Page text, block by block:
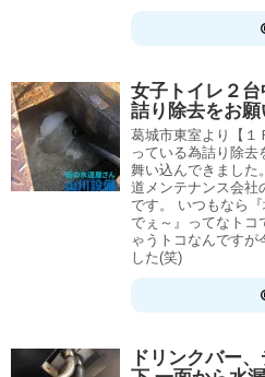
女子トイレ２
詰り除去をお願
葛城市東室より【１
っている為詰り除
舞い込んできました
道メンテナンス会社
です。 いつもなら
でぇ～』ってなトコ
ゃうトコなんですが
した(笑)
ドリンクバー